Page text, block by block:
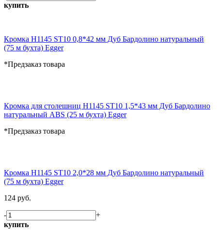
купить
Кромка H1145 ST10 0,8*42 мм Дуб Бардолино натуральный
(75 м бухта) Egger
*Предзаказ товара
Кромка для столешниц H1145 ST10 1,5*43 мм Дуб Бардолино
натуральный ABS (25 м бухта) Egger
*Предзаказ товара
Кромка H1145 ST10 2,0*28 мм Дуб Бардолино натуральный
(75 м бухта) Egger
124 руб.
-
+
купить